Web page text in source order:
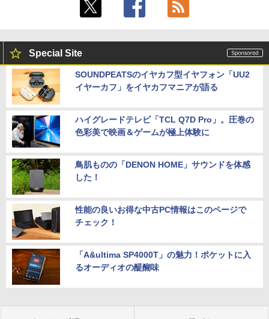
￥15,900
5
【エントリーでポイント10倍】 ノートパ
ソコン 中古 Cランク 訳あり Win11 Pro i
5 第8世代 カメラ付き Lenovo ThinkPa
d X390 8GBメモリ 256GB 高速 PCIe SS
￥19,800
64) 中古 Core i7-2.9GHz(10700)/メモリ
16GB/SSD512GB/DVDライター [C:並品]
2021年頃購入
￥50,600
バイルディスプレイ 1920x1280 フルHD
3:2比率 100％sRGB広色域 高輝度300nit
HDR対応 OTG対応 ポータブルモニター
軽量 自立型 スピーカー内蔵Switch2 PS5
XBOX PC Mac iPhone
Special Site
SOUNDPEATSのイヤカフ型イヤフォン「UU2
イヤーカフ」をイヤカフマニアが語る
ハイグレードテレビ「TCL Q7D Pro」。圧巻の
色彩美で映画＆ゲームが極上体験に
鳥肌ものの「DENON HOME」サウンドを体感
した！
性能の良いお得な中古PC情報はこのページで
チェック！
「A&ultima SP4000T」の魅力！ポケットに入
るオーディオの醍醐味